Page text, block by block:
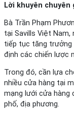
Lời khuyên
Bà Trần Phạm
tại Savills Việt Nam,
tiếp tục tăng trưởng
định các chiến lược
Trong đó, cần lựa
nhiều cửa hàng tại
mạng lưới cửa hàng
phố, địa phương.